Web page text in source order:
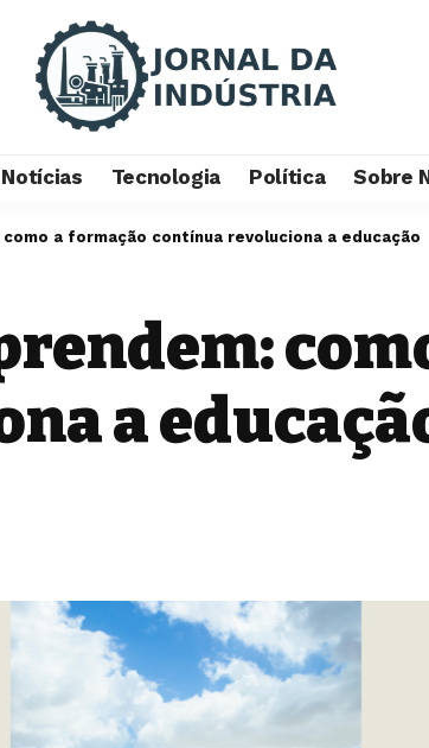
Notícias Tecnologia Política Sobre
a formação contínua revoluciona a educação
a